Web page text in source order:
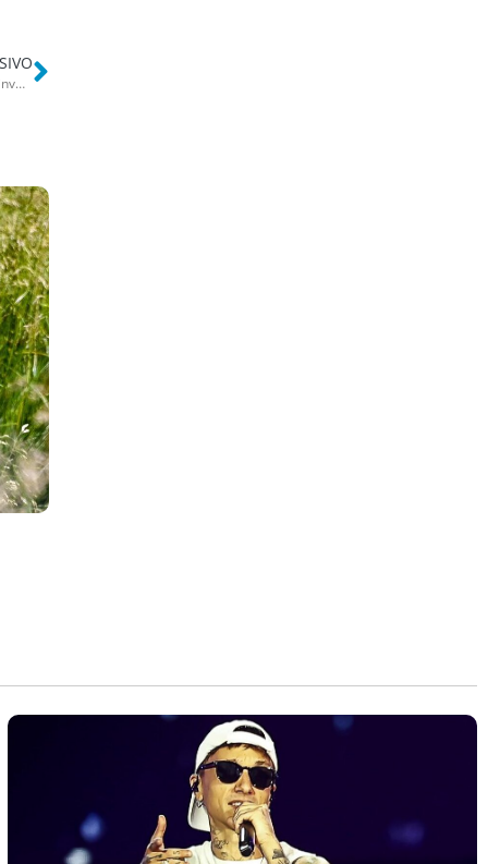
Bari, al Policlinico macchinari per disturbi neurologici: 664mila euro investiti per nuove apparecchiature